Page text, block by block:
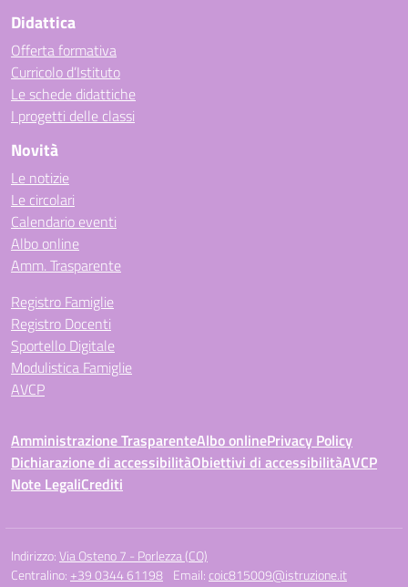
Didattica
Offerta formativa
Curricolo d’Istituto
Le schede didattiche
I progetti delle classi
Novità
Le notizie
Le circolari
Calendario eventi
Albo online
Amm. Trasparente
Registro Famiglie
Registro Docenti
Sportello Digitale
Modulistica Famiglie
AVCP
Amministrazione TrasparenteAlbo onlinePrivacy Policy
Dichiarazione di accessibilitàObiettivi di accessibilitàAVCP
Note LegaliCrediti
Indirizzo:Via Osteno 7 - Porlezza (CO)
Centralino: +39 0344 61198 Email:coic815009@istruzione.it